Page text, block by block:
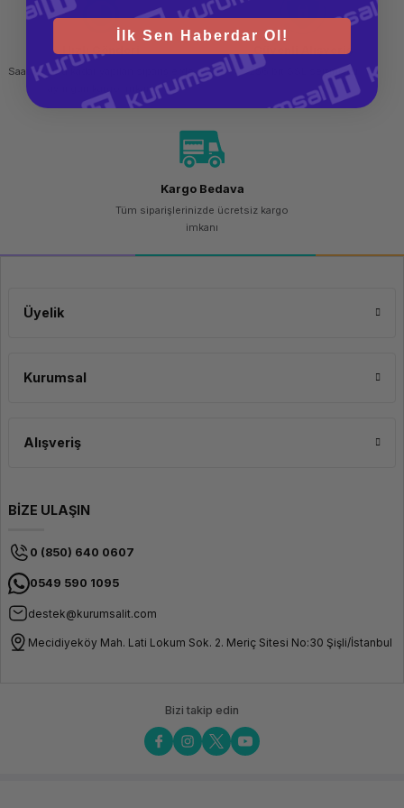
Saat 15.00'a kadar yapılan siparişlerde
aynı gün kargo imkanı
Güvenli Alışveriş
256 bit SSL sertifikası
Kargo Bedava
Tüm siparişlerinizde ücretsiz kargo
imkanı
Üyelik
Kurumsal
Alışveriş
BİZE ULAŞIN
0 (850) 640 0607
0549 590 1095
destek@kurumsalit.com
Mecidiyeköy Mah. Lati Lokum Sok. 2. Meriç Sitesi No:30 Şişli/İstanbul
Bizi takip edin
İlk Sen Haberdar Ol!